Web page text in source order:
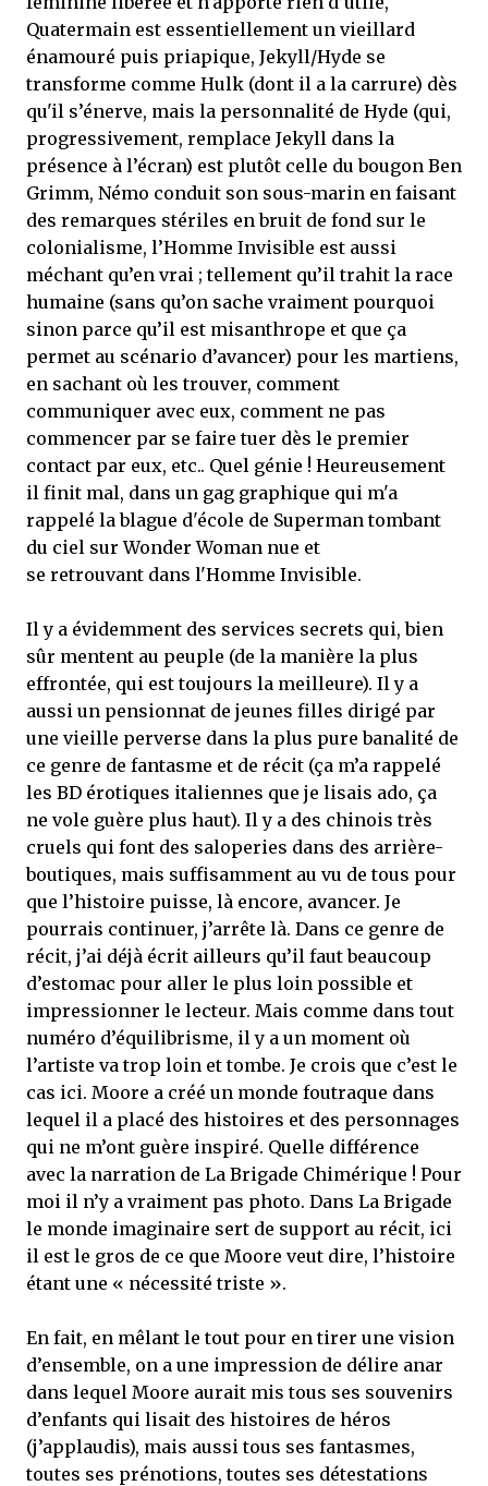
Quatermain est essentiellement un vieillard
énamouré puis priapique, Jekyll/Hyde se
transforme comme Hulk (dont il a la carrure) dès
qu'il s’énerve, mais la personnalité de Hyde (qui,
progressivement, remplace Jekyll dans la
présence à l’écran) est plutôt celle du bougon Ben
Grimm, Némo conduit son sous-marin en faisant
des remarques stériles en bruit de fond sur le
colonialisme, l’Homme Invisible est aussi
méchant qu’en vrai ; tellement qu’il trahit la race
humaine (sans qu’on sache vraiment pourquoi
sinon parce qu’il est misanthrope et que ça
permet au scénario d’avancer) pour les martiens,
en sachant où les trouver, comment
communiquer avec eux, comment ne pas
commencer par se faire tuer dès le premier
contact par eux, etc.. Quel génie ! Heureusement
il finit mal, dans un gag graphique qui m'a
rappelé la blague d'école de Superman tombant
du ciel sur Wonder Woman nue et
se retrouvant dans l'Homme Invisible.
Il y a évidemment des services secrets qui, bien
sûr mentent au peuple (de la manière la plus
effrontée, qui est toujours la meilleure). Il y a
aussi un pensionnat de jeunes filles dirigé par
une vieille perverse dans la plus pure banalité de
ce genre de fantasme et de récit (ça m’a rappelé
les BD érotiques italiennes que je lisais ado, ça
ne vole guère plus haut). Il y a des chinois très
cruels qui font des saloperies dans des arrière-
boutiques, mais suffisamment au vu de tous pour
que l’histoire puisse, là encore, avancer. Je
pourrais continuer, j’arrête là. Dans ce genre de
récit, j’ai déjà écrit ailleurs qu’il faut beaucoup
d’estomac pour aller le plus loin possible et
impressionner le lecteur. Mais comme dans tout
numéro d’équilibrisme, il y a un moment où
l’artiste va trop loin et tombe. Je crois que c’est le
cas ici. Moore a créé un monde foutraque dans
lequel il a placé des histoires et des personnages
qui ne m’ont guère inspiré. Quelle différence
avec la narration de La Brigade Chimérique ! Pour
moi il n’y a vraiment pas photo. Dans La Brigade
le monde imaginaire sert de support au récit, ici
il est le gros de ce que Moore veut dire, l’histoire
étant une « nécessité triste ».
En fait, en mêlant le tout pour en tirer une vision
d’ensemble, on a une impression de délire anar
dans lequel Moore aurait mis tous ses souvenirs
d’enfants qui lisait des histoires de héros
(j’applaudis), mais aussi tous ses fantasmes,
toutes ses prénotions, toutes ses détestations